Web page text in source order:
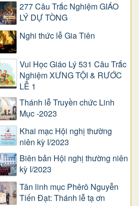
277 Câu Trắc Nghiệm GIÁO
LÝ DỰ TÒNG
Nghi thức lễ Gia Tiên
Vui Học Giáo Lý 531 Câu Trắc
Nghiệm XƯNG TỘI & RƯỚC
LỄ 1
Thánh lễ Truyền chức Linh
Mục -2023
Khai mạc Hội nghị thường
niên kỳ I/2023
Biên bản Hội nghị thường niên
kỳ I/2023
Tân linh mục Phêrô Nguyễn
Tiến Đạt: Thánh lễ tạ ơn